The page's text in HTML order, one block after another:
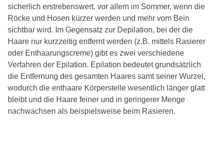
sicherlich erstrebenswert, vor allem im Sommer, wenn die
Röcke und Hosen kürzer werden und mehr vom Bein
sichtbar wird. Im Gegensatz zur Depilation, bei der die
Haare nur kurzzeitig entfernt werden (z.B. mittels Rasierer
oder Enthaarungscreme) gibt es zwei verschiedene
Verfahren der Epilation. Epilation bedeutet grundsätzlich
die Entfernung des gesamten Haares samt seiner Wurzel,
wodurch die enthaare Körperstelle wesentlich länger glatt
bleibt und die Haare feiner und in geringerer Menge
nachwachsen als beispielsweise beim Rasieren.